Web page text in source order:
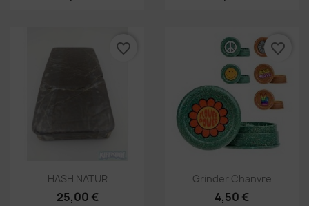
Vorschau
HASH NATUR
25,00 €
favorite_border
Vorschau
Grinder Chanvre
4,50 €
favorite_border
Abbrechen Wunschliste erstellen